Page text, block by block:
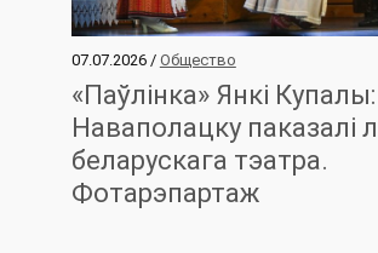
07.07.2026 / Общество
«Паўлінка» Янкі Купалы:
Наваполацку паказалі
беларускага тэатра.
Фотарэпартаж